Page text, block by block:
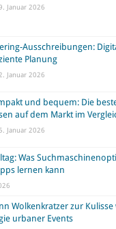
Januar 2026
Ausschreibungen:
Planung
Januar 2026
und bequem: Die
auf dem Markt im
Januar 2026
Was
lernen kann
Wolkenkratzer zur
urbaner Events